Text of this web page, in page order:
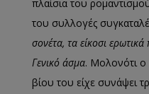
πλαίσια του
του συλλογές
σονέτα, τα είκοσι
Γενικό άσμα. Μολονότι ο
βίου του είχε συνάψει